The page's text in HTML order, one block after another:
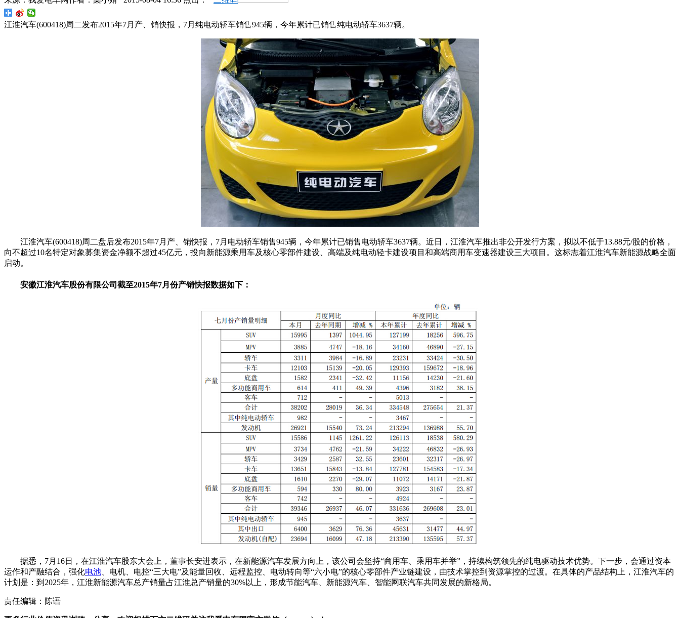
江淮汽车(600418)周二发布2015年7月产、销快报，7月纯电动轿车销售945辆，今年累计已销售纯电动轿车3637辆。
江淮汽车(600418)周二盘后发布2015年7月产、销快报，7月电动轿车销售945辆，今年累计已销售电动轿车3637辆。近日，江淮汽车推出非公开发行方案，拟以不低于13.88元/股的价格，
向不超过10名特定对象募集资金净额不超过45亿元，投向新能源乘用车及核心零部件建设、高端及纯电动轻卡建设项目和高端商用车变速器建设三大项目。这标志着江淮汽车新能源战略全面
启动。
安徽江淮汽车股份有限公司截至2015年7月份产销快报数据如下：
据悉，7月16日，在江淮汽车股东大会上，董事长安进表示，在新能源汽车发展方向上，该公司会坚持“商用车、乘用车并举”，持续构筑领先的纯电驱动技术优势。下一步，会通过资本
运作和产融结合，强化电池 、电机、电控“三大电”及能量回收、远程监控、电动转向等“六小电”的核心零部件产业链建设，由技术掌控到资源掌控的过渡。在具体的产品结构上，江淮汽车的
计划是：到2025年，江淮新能源汽车总产销量占江淮总产销量的30%以上，形成节能汽车、新能源汽车、智能网联汽车共同发展的新格局。
责任编辑：陈语